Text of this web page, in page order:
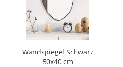
Wandspiegel Schwarz
50x40 cm